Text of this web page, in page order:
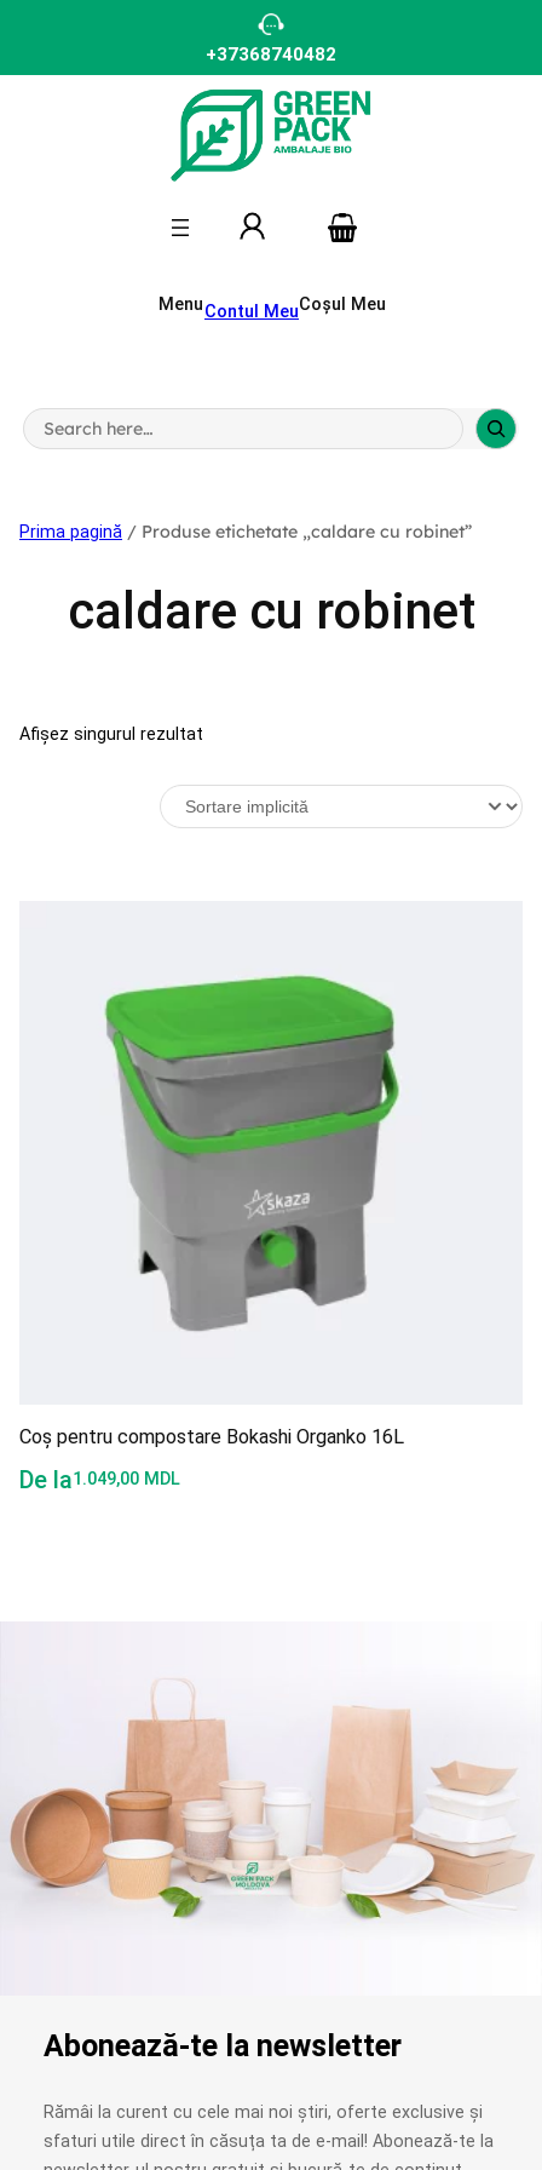
+37368740482
MenuContul MeuCoșul Meu
S
e
h
Prima pagină / Produse etichetate „caldare cu robinet”
caldare cu robinet
Afișez singurul rezultat
Coș pentru compostare Bokashi Organko 16L
De la1.049,00 MDL
Abonează-te la newsletter
Rămâi la curent cu cele mai noi știri, oferte exclusive și
sfaturi utile direct în căsuța ta de e-mail! Abonează-te la